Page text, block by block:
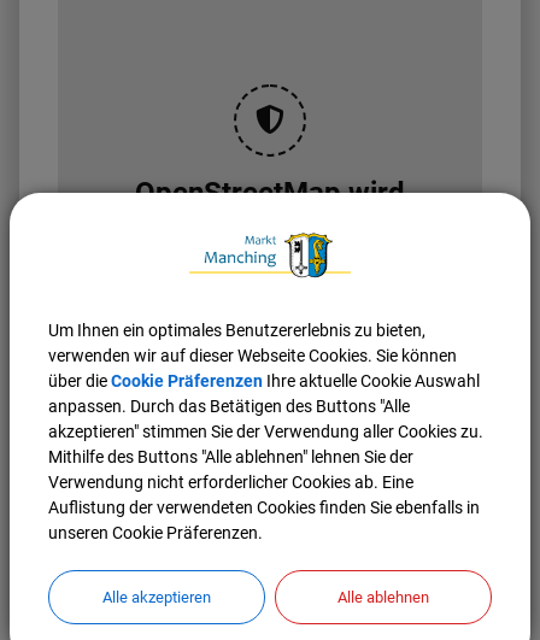
OpenStreetMap wird
derzeit nicht angezeigt
Bitte aktivieren Sie "OpenStreetMap" in Ihren
Cookies Anpassen
Nach oben Seite drucken
Um Ihnen ein optimales Benutzererlebnis zu bieten,
verwenden wir auf dieser Webseite Cookies. Sie können
über dieCookie Präferenzen Ihre aktuelle Cookie Auswahl
anpassen. Durch das Betätigen des Buttons "Alle
akzeptieren" stimmen Sie der Verwendung aller Cookies zu.
Mithilfe des Buttons "Alle ablehnen" lehnen Sie der
Verwendung nicht erforderlicher Cookies ab. Eine
Auflistung der verwendeten Cookies finden Sie ebenfalls in
unseren Cookie Präferenzen.
Alle akzeptieren Alle ablehnen